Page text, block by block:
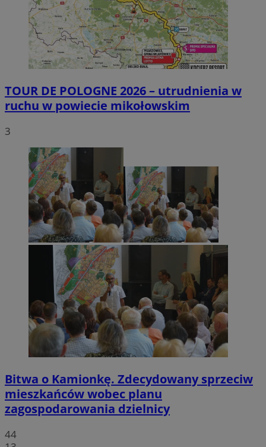
TOUR DE POLOGNE 2026 – utrudnienia w
ruchu w powiecie mikołowskim
3
Bitwa o Kamionkę. Zdecydowany sprzeciw
mieszkańców wobec planu
zagospodarowania dzielnicy
44